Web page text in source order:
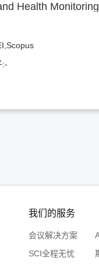
Health Monitoring
:-
我们的服务
会议解决方案
SCI全程无忧